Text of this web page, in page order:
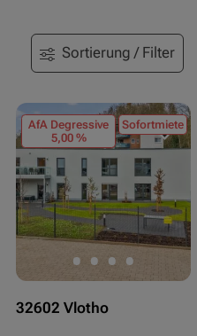
Sortierung / Filter
AfA Degressive
5,00 %
Sofortmiete
32602 Vlotho